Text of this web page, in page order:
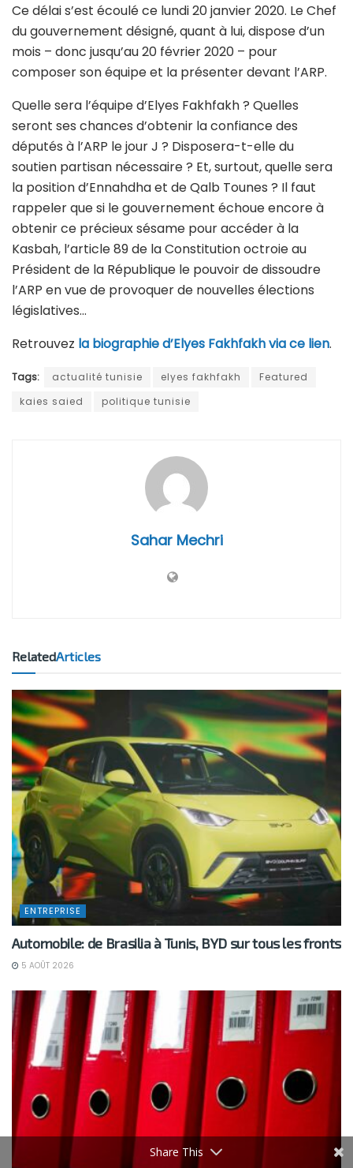
Ce délai s’est écoulé ce lundi 20 janvier 2020. Le Chef
du gouvernement désigné, quant à lui, dispose d’un
mois – donc jusqu’au 20 février 2020 – pour
composer son équipe et la présenter devant l’ARP.
Quelle sera l’équipe d’Elyes Fakhfakh ? Quelles
seront ses chances d’obtenir la confiance des
députés à l’ARP le jour J ? Disposera-t-elle du
soutien partisan nécessaire ? Et, surtout, quelle sera
la position d’Ennahdha et de Qalb Tounes ? Il faut
rappeler que si le gouvernement échoue encore à
obtenir ce précieux sésame pour accéder à la
Kasbah, l’article 89 de la Constitution octroie au
Président de la République le pouvoir de dissoudre
l’ARP en vue de provoquer de nouvelles élections
législatives…
Retrouvez la biographie d’Elyes Fakhfakh via ce lien.
Tags: actualité tunisie elyes fakhfakh
Featured
kaies saied
politique tunisie
Sahar Mechri
RelatedArticles
ENTREPRISE
Automobile: de Brasilia à Tunis, BYD sur tous les fronts
5 AOÛT 2026
Share This